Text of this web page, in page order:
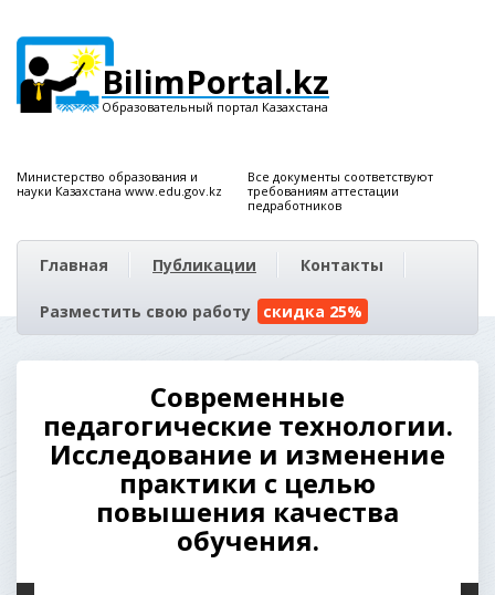
BilimPortal.kz
Образовательный портал Казахстана
Министерство образования и
науки Казахстана www.edu.gov.kz
Все документы соответствуют
требованиям аттестации
педработников
Главная Публикации Контакты
Разместить свою работу скидка 25%
Современные
педагогические технологии.
Исследование и изменение
практики с целью
повышения качества
обучения.